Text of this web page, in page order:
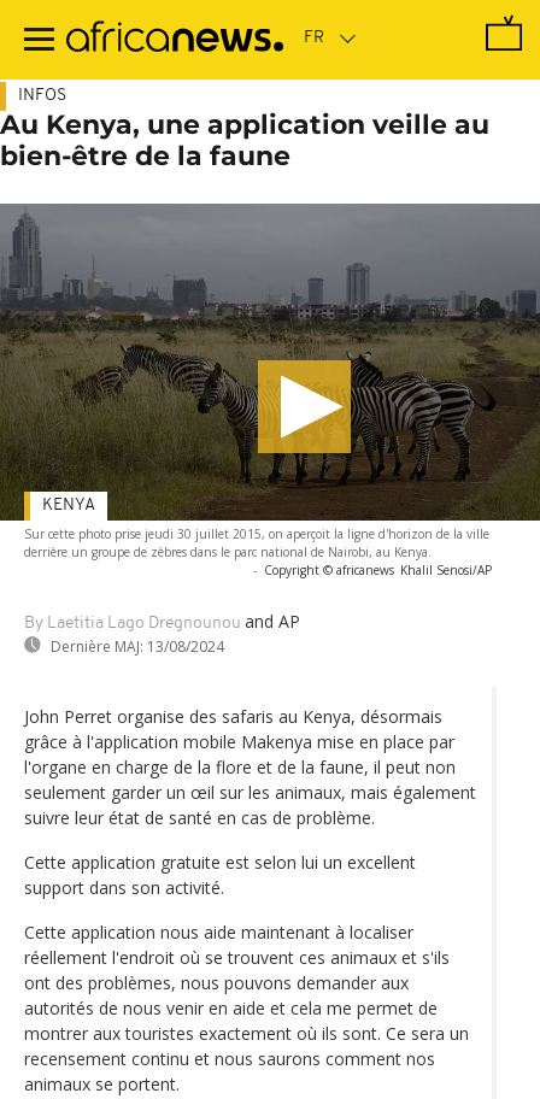
contenu
INFOS
Au Kenya, une application veille au
bien-être de la faune
Sur cette photo prise jeudi 30 juillet 2015, on aperçoit la ligne d'horizon de la ville
derrière un groupe de zèbres dans le parc national de Nairobi, au Kenya.
- Copyright © africanews Khalil Senosi/AP
By Laetitia Lago Dregnounou and AP
Dernière MAJ: 13/08/2024
KENYA
John Perret organise des safaris au Kenya, désormais
grâce à l'application mobile Makenya mise en place par
l'organe en charge de la flore et de la faune, il peut non
seulement garder un œil sur les animaux, mais également
suivre leur état de santé en cas de problème.
Cette application gratuite est selon lui un excellent
support dans son activité.
Cette application nous aide maintenant à localiser
réellement l'endroit où se trouvent ces animaux et s'ils
ont des problèmes, nous pouvons demander aux
autorités de nous venir en aide et cela me permet de
montrer aux touristes exactement où ils sont. Ce sera un
recensement continu et nous saurons comment nos
animaux se portent.